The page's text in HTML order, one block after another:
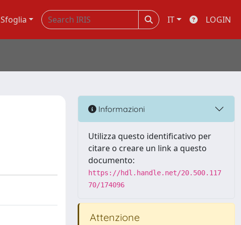
Sfoglia IT LOGIN
Informazioni
Utilizza questo identificativo per
citare o creare un link a questo
documento:
https://hdl.handle.net/20.500.117
70/174096
Attenzione